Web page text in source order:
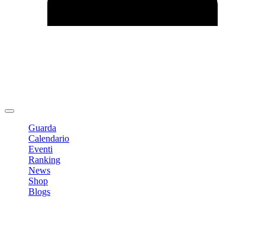
Guarda
Calendario
Eventi
Ranking
News
Shop
Blogs